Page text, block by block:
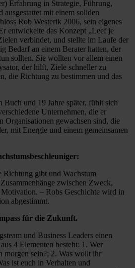
Erfahrung in Strategie, Führung,
mit einem soliden
Rob Westerik 2006, sein eigenes
entwickelte das Konzept „Leef je
verbindet, und stellte im Laufe der
Bedarf an einem Berater hatten, der
sollten. Sie wollten vor allem einen
der hilft, Ziele schneller zu
die Richtung zu bestimmen und das
Buch und 19 Jahre später, fühlt sich
Unternehmen, die er
Organisationen gewachsen sind, die
mit Energie und einem gemeinsamen
Richtung gibt und Wachstum
zwischen Zweck,
– Robs Geschichte wird in
abgestimmt.
für die Zukunft.
und Business Leaders einen
4 Elementen besteht: 1. Wer
morgen sein?; 2. Was wollt ihr
ist euch in Verhalten und